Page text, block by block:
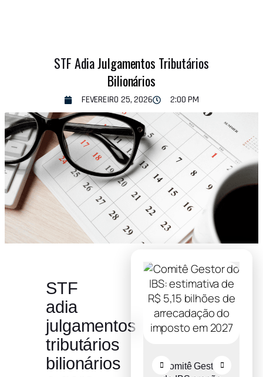
STF Adia Julgamentos Tributários
Bilionários
FEVEREIRO 25, 2026 2:00 PM
STF
adia
julgamentos
tributários
bilionários
Recuperação
Comitê Gestor